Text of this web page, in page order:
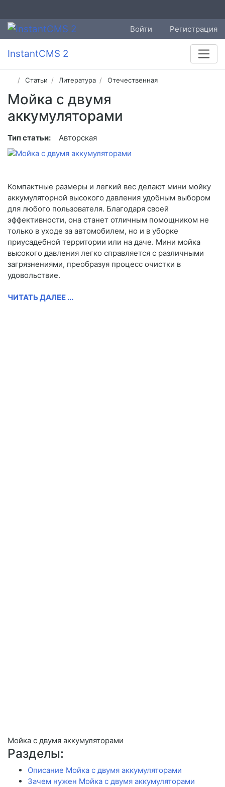
Войти Регистрация
InstantCMS 2
Статьи Литература Отечественная
Мойка с двумя
аккумуляторами
Тип статьи: Авторская
Компактные размеры и легкий вес делают мини мойку
аккумуляторной высокого давления удобным выбором
для любого пользователя. Благодаря своей
эффективности, она станет отличным помощником не
только в уходе за автомобилем, но и в уборке
приусадебной территории или на даче. Мини мойка
высокого давления легко справляется с различными
загрязнениями, преобразуя процесс очистки в
удовольствие.
ЧИТАТЬ ДАЛЕЕ ...
Мойка с двумя аккумуляторами
Разделы:
Описание Мойка с двумя аккумуляторами
Зачем нужен Мойка с двумя аккумуляторами